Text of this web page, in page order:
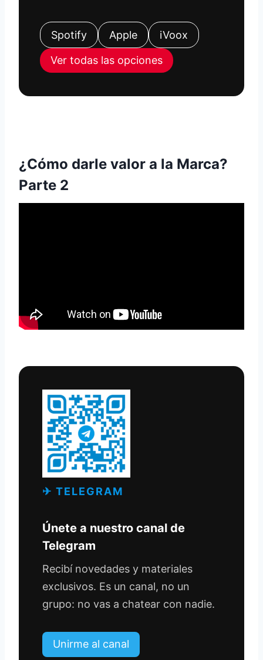
Spotify Apple iVoox
Ver todas las opciones
¿Cómo darle valor a la Marca?
Parte 2
✈ TELEGRAM
Únete a nuestro canal de
Telegram
Recibí novedades y materiales
exclusivos. Es un canal, no un
grupo: no vas a chatear con nadie.
Unirme al canal